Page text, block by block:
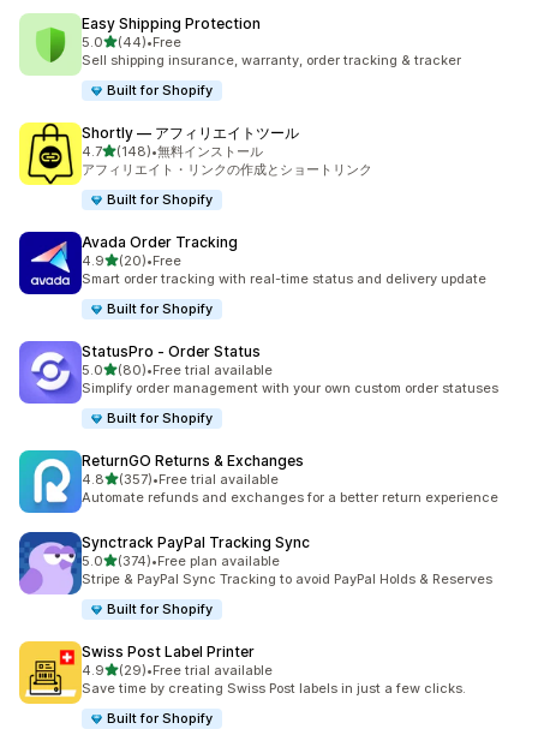
Easy Shipping Protection
5.05つ星中
(44)
合計レビュー数：44件
•Free
Sell shipping insurance, warranty, order tracking & tracker
Built for Shopify
Shortly — アフィリエイトツール
4.75つ星中
(148)
合計レビュー数：148件
•無料インストール
アフィリエイト・リンクの作成とショートリンク
Built for Shopify
Avada Order Tracking
4.95つ星中
(20)
合計レビュー数：20件
•Free
Smart order tracking with real-time status and delivery update
Built for Shopify
StatusPro ‑ Order Status
5.05つ星中
(80)
合計レビュー数：80件
•Free trial available
Simplify order management with your own custom order statuses
Built for Shopify
ReturnGO Returns & Exchanges
4.85つ星中
(357)
合計レビュー数：357件
•Free trial available
Automate refunds and exchanges for a better return experience
Synctrack PayPal Tracking Sync
5.05つ星中
(374)
合計レビュー数：374件
•Free plan available
Stripe & PayPal Sync Tracking to avoid PayPal Holds & Reserves
Built for Shopify
Swiss Post Label Printer
4.95つ星中
(29)
合計レビュー数：29件
•Free trial available
Save time by creating Swiss Post labels in just a few clicks.
Built for Shopify